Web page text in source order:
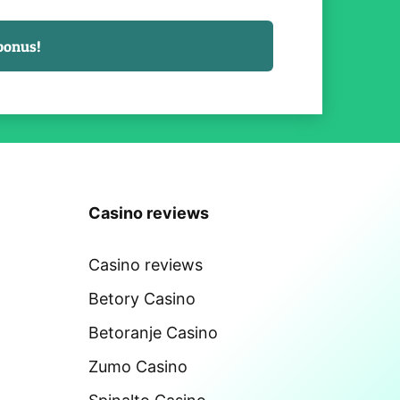
Casino reviews
Casino reviews
Betory Casino
Betoranje Casino
Zumo Casino